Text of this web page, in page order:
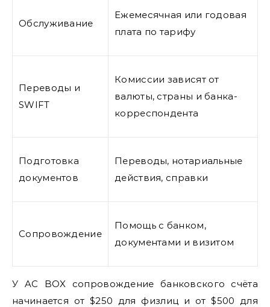
Обслуживание
Ежемесячная или годовая
плата по тарифу
Переводы и
SWIFT
Комиссии зависят от
валюты, страны и банка-
корреспондента
Подготовка
документов
Переводы, нотариальные
действия, справки
Сопровождение
Помощь с банком,
документами и визитом
У AC BOX сопровождение банковского счёта
начинается от $250 для физлиц и от $500 для